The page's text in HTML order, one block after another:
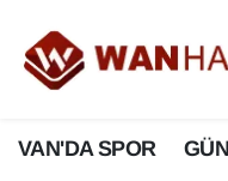
VAN'DA SPOR
3.SAYFA
ASAYİŞ
Van Nöbetçi
Van Hava